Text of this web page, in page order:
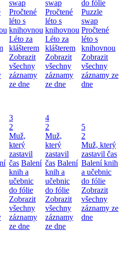
swap
Pročtené
léto s
knihovnou
Léto za
klášterem
Zobrazit
všechny
záznamy
ze dne
swap
Pročtené
léto s
knihovnou
Léto za
klášterem
Zobrazit
všechny
záznamy
ze dne
do fólie
Puzzle
swap
Pročtené
léto s
knihovnou
Zobrazit
všechny
záznamy ze
dne
3
2
Muž,
který
zastavil
čas Balení
knih a
učebnic
do fólie
Zobrazit
všechny
záznamy
ze dne
4
2
Muž,
který
zastavil
čas Balení
knih a
učebnic
do fólie
Zobrazit
všechny
záznamy
ze dne
5
2
Muž, který
zastavil čas
Balení knih
a učebnic
do fólie
Zobrazit
všechny
záznamy ze
dne